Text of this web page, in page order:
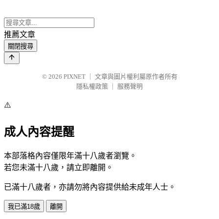
推薦文章
關閉搜尋
© 2026 PIXNET
文章與圖片權利屬原作者所有
隱私權政策
服務聲明
⚠️
成人內容提醒
本部落格內容僅限年滿十八歲者瀏覽。
若您未滿十八歲，請立即離開。
已滿十八歲者，亦請勿將內容提供給未成年人士。
我已滿18歲 離開